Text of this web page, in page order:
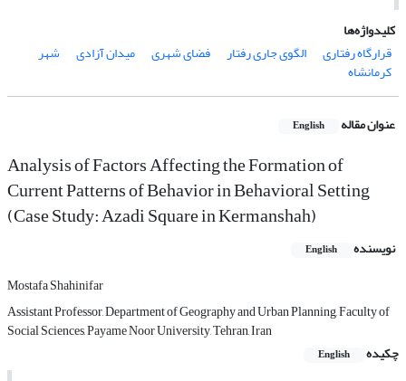
کلیدواژه‌ها
قرارگاه رفتاری
الگوی جاری رفتار فضای شهری میدان آزادی شهر
کرمانشاه
عنوان مقاله English
Analysis of Factors Affecting the Formation of
Current Patterns of Behavior in Behavioral Setting
(Case Study: Azadi Square in Kermanshah)
نویسنده English
Mostafa Shahinifar
Assistant Professor, Department of Geography and Urban Planning, Faculty of
Social Sciences, Payame Noor University, Tehran, Iran
چکیده
English